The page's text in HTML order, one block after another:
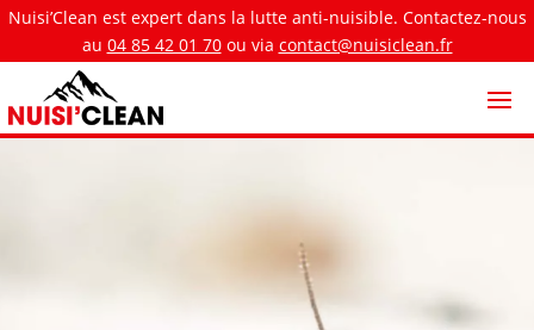
Nuisi’Clean est expert dans la lutte anti-nuisible. Contactez-nous
au 04 85 42 01 70ou via contact@nuisiclean.fr